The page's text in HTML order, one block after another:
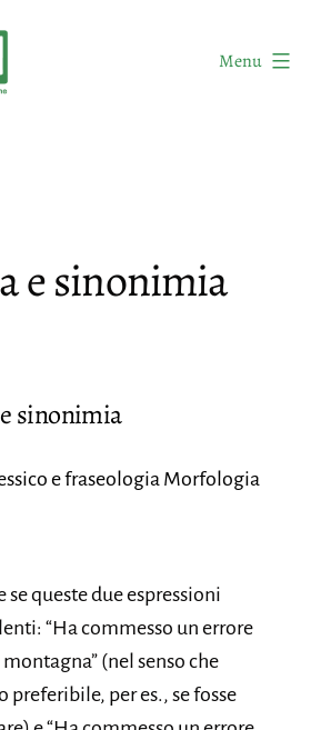
Menu
e sinonimia
sinonimia
e fraseologia Morfologia
se queste due espressioni
“Ha commesso un errore
(nel senso che
preferibile, per es., se fosse